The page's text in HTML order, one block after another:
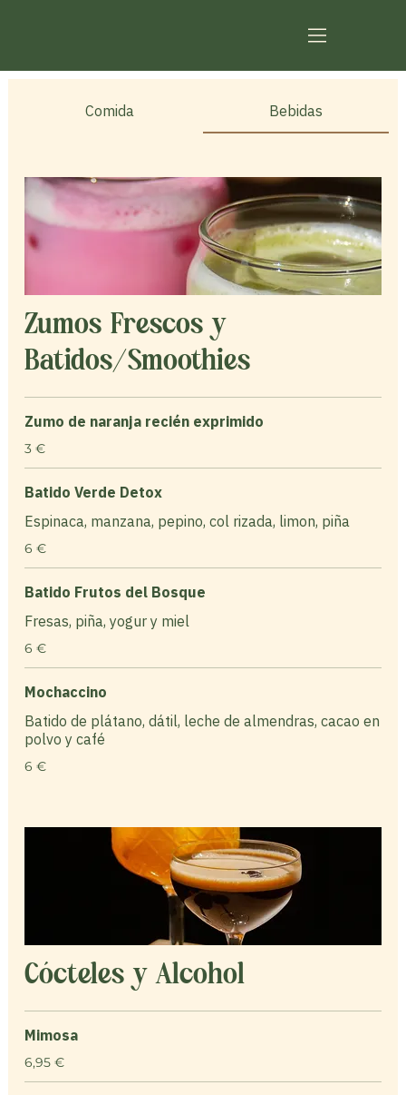
Comida Bebidas
Zumos Frescos y
Batidos/Smoothies
Zumo de naranja recién exprimido
3 €
Batido Verde Detox
Espinaca, manzana, pepino, col rizada, limon, piña
6 €
Batido Frutos del Bosque
Fresas, piña, yogur y miel
6 €
Mochaccino
Batido de plátano, dátil, leche de almendras, cacao en
polvo y café
6 €
Cócteles y Alcohol
Mimosa
6,95 €